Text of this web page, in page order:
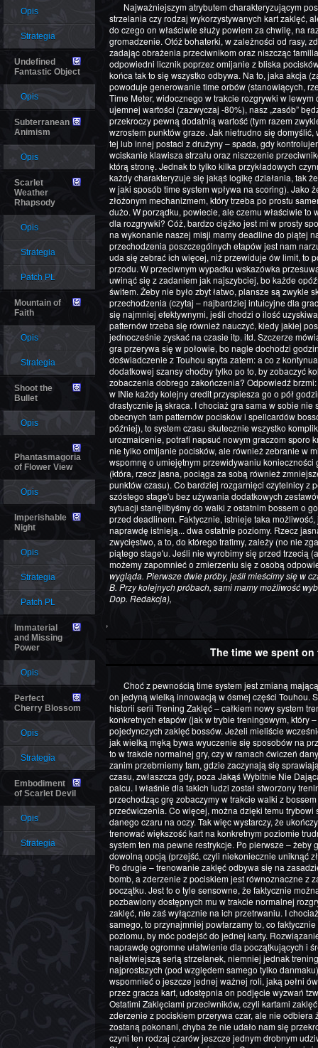
Opis
Strategia
Undefined
Fantastic Object
Opis
Subterranean
Animism
Opis
Scarlet
Weather
Rhapsody
Opis
Strategia
Patch PL
Mountain of
Faith
Opis
Strategia
Shoot the
Bullet
Opis
Phantasmagoria
of Flower View
Opis
Imperishable
Night
Opis
Strategia
Patch PL
Immaterial
and Missing
Power
Opis
Perfect
Cherry Blossom
Opis
Strategia
Embodiment
of Scarlet Devil
Opis
Strategia
Najważniejszym atrybutem charakteryzującym postacie ludzkie oraz postacie youkai jest jednak nie sposób
strzelania czy rodzaj wykorzystywanych kart zaklęć,
do czego on właściwie służy powiem za chwilę, na
gromadzenie. Otóż bohaterki, w zależności od rasy,
zadając obrażenia przeciwnikom oraz niszcząc
odpowiedni licznik poprzez omijanie z bliska
końca tak to się wszystko odbywa. Na to, jaka akcja
powoduje generowanie time orbów (stanowiących,
Time Meter, widocznego w trakcie rozgrywki w
ujemnej wartości (zazwyczaj -80%), nasz „zasób”
przekroczy pewną dodatnią wartość (tym razem
wzrostem punktów graze. Jak nietrudno się
tej lub innej postaci z drużyny – spada, gdy
wciskanie klawisza strzału oraz niszczenie
którą stronę. Jednak to tylko kilka przykładowych
każdy charakteryzuje się jakąś logikę działania, tak
w jaki sposób time system wpływa na scoring). Jako
złożonym mechanizmem, który trzeba po prostu
dużo. W porządku, powiecie, ale czemu właściwie to
dla rozgrywki? Cóż, bardzo ciężko jest mi w prosty
na wykonanie naszej misji mamy deadline do piątej
przechodzenia poszczególnych etapów jest nam
uda się zebrać ich więcej, niż przewiduje ów limit, to
przodu. W przeciwnym wypadku wskazówka
uwinąć się z zadaniem jak najszybciej, bo każde
świtem. Żeby nie było zbyt łatwo, plansze są
przechodzenia (czytaj – najbardziej intuicyjne dla
się najmniej efektywnymi, jeśli chodzi o ilość
patternów trzeba się również nauczyć, kiedy jakiej
jednocześnie zyskać na czasie itp. itd. Szczerze
gra przerywa się w połowie, bo nagle dochodzi
doświadczenie z Touhou spyta zatem: a co z
dodatkowej szansy choćby tylko po to, by zobaczyć
zobaczenia dobrego zakończenia? Odpowiedź
w INie każdy kolejny credit przyspiesza go o pół
drastycznie ją skraca. I chociaż gra sama w sobie
obecnych tam patternów pocisków i spellcardów
później), to system czasu skutecznie wszystko
urozmaicenie, potrafi napsuć nowym graczom sporo
nie tylko omijanie pocisków, ale również zebranie w
wspomnę o umiejętnym przewidywaniu
(która, rzecz jasna, pociąga za sobą również
punktów czasu). Co bardziej rozgarnięci czytelnicy z
szóstego stage'u bez używania dodatkowych
sytuacji stanęlibyśmy do walki z ostatnim bossem o
przed deadlinem. Faktycznie, istnieje taka
naprawdę istnieją... dwa ostatnie poziomy. Rzecz
zwycięstwo, a to, do którego trafimy, zależy (no nie
piątego stage'u. Jeśli nie wyrobimy się przed trzecią
możemy zapomnieć o zmierzeniu się z osobą
wygląda. Pierwsze dwie próby, jeśli mieścimy się w
B. Przy kolejnych próbach, sami mamy możliwość
Dop. Redakcja),
,
The time we spent
Choć z pewnością time system jest zmianą mającą najbardziej bezpośredni wpływ na gameplay INa, to nie jest
on jedyną wielką innowacją w ósmej części Touhou.
historii serii Trening Zaklęć – całkiem nowy system
konkretnych etapów (jak w trybie treningowym, który
pojedynczych zaklęć bossów. Jeżeli mieliście
jak wielką męką bywa wyuczenie się sposobów na
to w trakcie normalnej gry, czy w ramach ćwiczeń
zanim przebrniemy tam, gdzie zaczynają się
czasu, zwłaszcza gdy, poza Jakąś Wybitnie Nie
palcu. I właśnie dla takich ludzi został stworzony
przechodząc grę zobaczymy w trakcie walki z
przećwiczenia. Co więcej, można dzięki temu
danego czaru na oczy. Tak więc wystarczy, że
trenować większość kart na konkretnym poziomie
system ten ma pewne restrykcje. Po pierwsze –
dowolną opcją (przejść, czyli niekoniecznie uniknąć
Po drugie – trenowanie zaklęć odbywa się na
bomb, a zderzenie z pociskiem jest równoznaczne z
początku. Jest to o tyle sensowne, że faktycznie
pozbawiony dostępnych mu w trakcie normalnej
zaklęć, nie zaś wyłącznie na ich przetrwaniu. I
samego, to przynajmniej powtarzamy to, co
poziomu, by móc podejść do jednej karty.
naprawdę ogromne ułatwienie dla początkujących i
najłatwiejszą serią strzelanek, niemniej jednak
najprostszych (pod względem samego tylko
wspomnieć o jeszcze jednej ważnej roli, jaką pełni
przez gracza kart, udostępnia on podjęcie wyzwań
Ostatimi Zaklęciami przeciwników, czyli kartami
zderzenie z pociskiem przerywa czar, ale nie
zostaną pokonani, chyba że nie udało nam się
czyni ten rodzaj czarów jeszcze jednym drobnym